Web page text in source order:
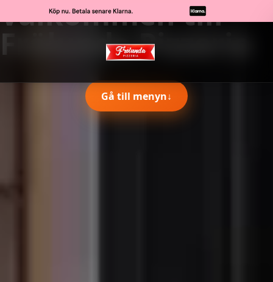
Välkommen till
Frölunda Pizzeria
Gå till menyn↓